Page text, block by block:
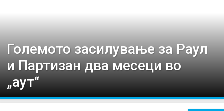
Големото засилување за Раул
и Партизан два месеци во
„аут“